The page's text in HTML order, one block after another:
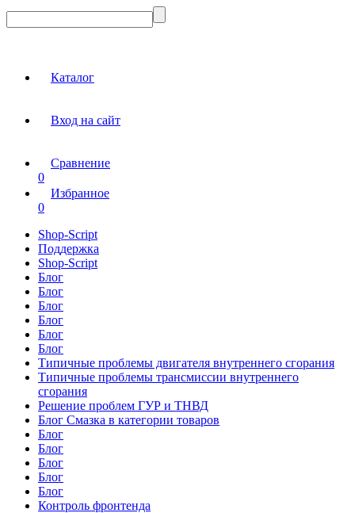
Каталог
Вход на сайт
Сравнение
0
Избранное
0
Shop-Script
Поддержка
Shop-Script
Блог
Блог
Блог
Блог
Блог
Блог
Типичные проблемы двигателя внутреннего сгорания
Типичные проблемы трансмиссии внутреннего
сгорания
Решение проблем ГУР и ТНВД
Блог Смазка в категории товаров
Блог
Блог
Блог
Блог
Блог
Контроль фронтенда